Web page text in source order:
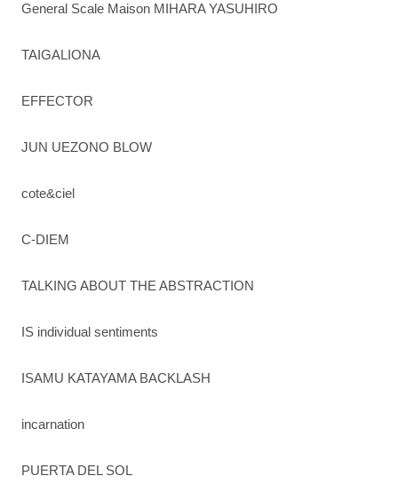
General Scale Maison MIHARA YASUHIRO
TAIGALIONA
EFFECTOR
JUN UEZONO BLOW
cote&ciel
C-DIEM
TALKING ABOUT THE ABSTRACTION
IS individual sentiments
ISAMU KATAYAMA BACKLASH
incarnation
PUERTA DEL SOL